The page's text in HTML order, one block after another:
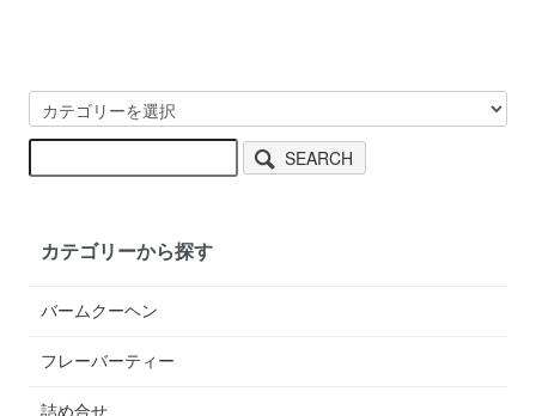
SEARCH
カテゴリーから探す
バームクーヘン
フレーバーティー
詰め合せ